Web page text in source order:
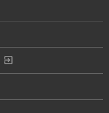
exit_to_app